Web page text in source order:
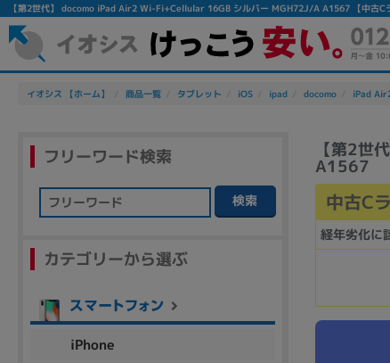
【第2世代】 docomo iPad Air2 Wi-Fi+Cellular 16GB シルバー MGH72J/A A1567 【中古C
イオシス 【ホーム】 商品一覧 タブレット iOS ipad docomo iPad
【第2
A1567
中古C
経年劣化に
フリーワード検索
検索
カテゴリーから選ぶ
iPhone
除外ワード
人気の検索ワード：Let's note EliteBook